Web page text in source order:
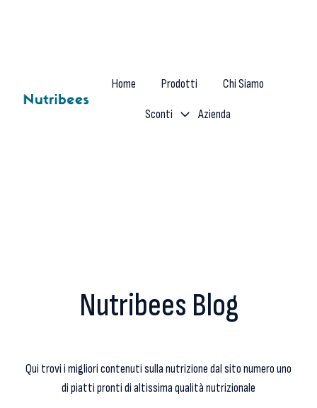
Home Prodotti Chi Siamo
Sconti Azienda
Nutribees Blog
Qui trovi i migliori contenuti sulla nutrizione dal sito numero uno
di piatti pronti di altissima qualità nutrizionale